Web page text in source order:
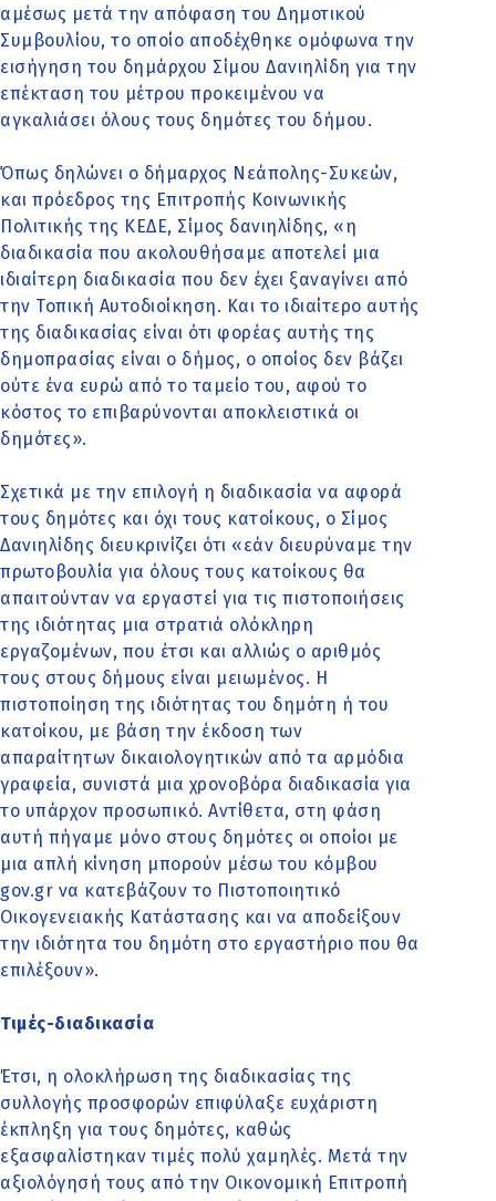
αμέσως μετά την απόφαση του Δημοτικού
Συμβουλίου, το οποίο αποδέχθηκε ομόφωνα την
εισήγηση του δημάρχου Σίμου Δανιηλίδη για την
επέκταση του μέτρου προκειμένου να
αγκαλιάσει όλους τους δημότες του δήμου.
Όπως δηλώνει ο δήμαρχος Νεάπολης-Συκεών,
και πρόεδρος της Επιτροπής Κοινωνικής
Πολιτικής της ΚΕΔΕ, Σίμος δανιηλίδης, «η
διαδικασία που ακολουθήσαμε αποτελεί μια
ιδιαίτερη διαδικασία που δεν έχει ξαναγίνει από
την Τοπική Αυτοδιοίκηση. Και το ιδιαίτερο αυτής
της διαδικασίας είναι ότι φορέας αυτής της
δημοπρασίας είναι ο δήμος, ο οποίος δεν βάζει
ούτε ένα ευρώ από το ταμείο του, αφού το
κόστος το επιβαρύνονται αποκλειστικά οι
δημότες».
Σχετικά με την επιλογή η διαδικασία να αφορά
τους δημότες και όχι τους κατοίκους, ο Σίμος
Δανιηλίδης διευκρινίζει ότι «εάν διευρύναμε την
πρωτοβουλία για όλους τους κατοίκους θα
απαιτούνταν να εργαστεί για τις πιστοποιήσεις
της ιδιότητας μια στρατιά ολόκληρη
εργαζομένων, που έτσι και αλλιώς ο αριθμός
τους στους δήμους είναι μειωμένος. Η
πιστοποίηση της ιδιότητας του δημότη ή του
κατοίκου, με βάση την έκδοση των
απαραίτητων δικαιολογητικών από τα αρμόδια
γραφεία, συνιστά μια χρονοβόρα διαδικασία για
το υπάρχον προσωπικό. Αντίθετα, στη φάση
αυτή πήγαμε μόνο στους δημότες οι οποίοι με
μια απλή κίνηση μπορούν μέσω του κόμβου
gov.gr να κατεβάζουν το Πιστοποιητικό
Οικογενειακής Κατάστασης και να αποδείξουν
την ιδιότητα του δημότη στο εργαστήριο που θα
επιλέξουν».
Τιμές-διαδικασία
Έτσι, η ολοκλήρωση της διαδικασίας της
συλλογής προσφορών επιφύλαξε ευχάριστη
έκπληξη για τους δημότες, καθώς
εξασφαλίστηκαν τιμές πολύ χαμηλές. Μετά την
αξιολόγησή τους από την Οικονομική Επιτροπή